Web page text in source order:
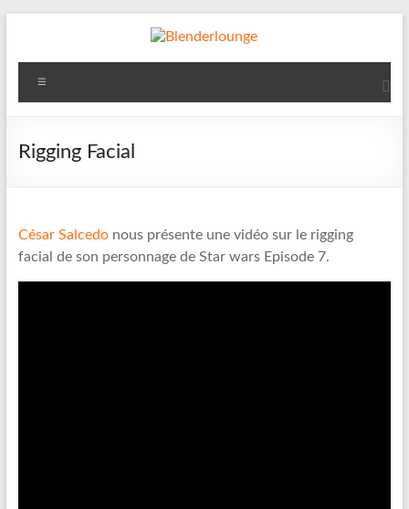
Blenderlounge
Le
de
Rigging Facial
César Salcedonous présente une vidéo sur le rigging
facial de son personnage de Star wars Episode 7.